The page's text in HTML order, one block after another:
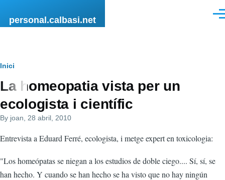
personal.calbasi.net
Fil
d'Ariadna
Inici
La homeopatia vista per un
ecologista i científic
By joan , 28 abril, 2010
Entrevista a Eduard Ferré, ecologista, i metge expert en toxicologia:
"Los homeópatas se niegan a los estudios de doble ciego.... Sí, sí, se
han hecho. Y cuando se han hecho se ha visto que no hay ningún